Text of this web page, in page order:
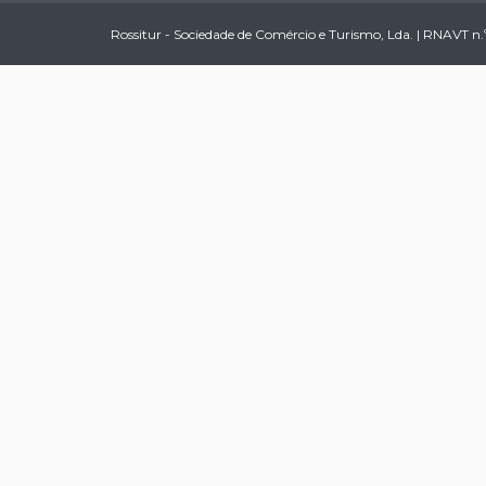
Rossitur - Sociedade de Comércio e Turismo, Lda. | RNAVT